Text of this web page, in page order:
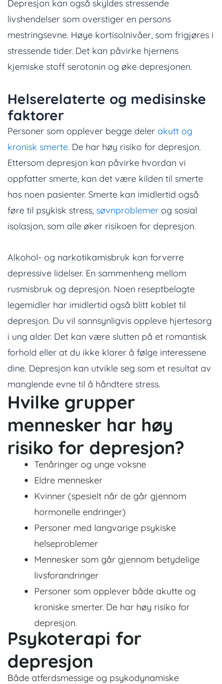
Depresjon kan også skyldes stressende
livshendelser som overstiger en persons
mestringsevne. Høye kortisolnivåer, som frigjøres i
stressende tider. Det kan påvirke hjernens
kjemiske stoff serotonin og øke depresjonen.
Helserelaterte og medisinske
faktorer
Personer som opplever begge deler akutt og
kronisk smerte. De har høy risiko for depresjon.
Ettersom depresjon kan påvirke hvordan vi
oppfatter smerte, kan det være kilden til smerte
hos noen pasienter. Smerte kan imidlertid også
føre til psykisk stress, søvnproblemer og sosial
isolasjon, som alle øker risikoen for depresjon.
Alkohol- og narkotikamisbruk kan forverre
depressive lidelser. En sammenheng mellom
rusmisbruk og depresjon. Noen reseptbelagte
legemidler har imidlertid også blitt koblet til
depresjon. Du vil sannsynligvis oppleve hjertesorg
i ung alder. Det kan være slutten på et romantisk
forhold eller at du ikke klarer å følge interessene
dine. Depresjon kan utvikle seg som et resultat av
manglende evne til å håndtere stress.
Hvilke grupper
mennesker har høy
risiko for depresjon?
Tenåringer og unge voksne
Eldre mennesker
Kvinner (spesielt når de går gjennom
hormonelle endringer)
Personer med langvarige psykiske
helseproblemer
Mennesker som går gjennom betydelige
livsforandringer
Personer som opplever både akutte og
kroniske smerter. De har høy risiko for
depresjon.
Psykoterapi for
depresjon
Både atferdsmessige og psykodynamiske